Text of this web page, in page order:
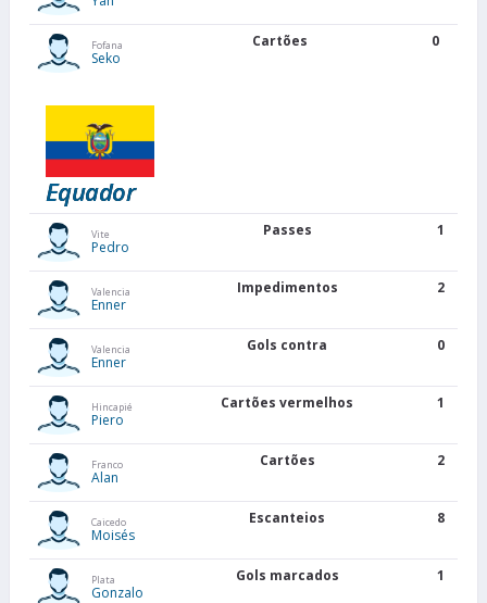
Fofana
Seko
Cartões 0
Equador
Vite
Pedro
Passes 1
Valencia
Enner
Impedimentos 2
Valencia
Enner
Gols contra 0
Hincapié
Piero
Cartões vermelhos 1
Franco
Alan
Cartões 2
Caicedo
Moisés
Escanteios 8
Plata
Gonzalo
Gols marcados 1